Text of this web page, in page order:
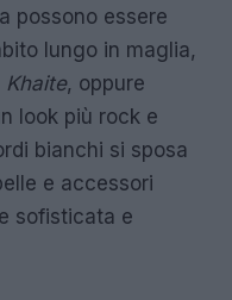
possono essere
lungo in maglia,
Khaite, oppure
look più rock e
bianchi si sposa
e accessori
sofisticata e